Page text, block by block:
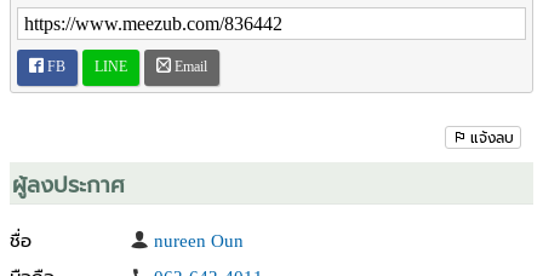
สิ่งอำนวยความสะดวก
สระว่ายน้ำขนาดใหญ่
ฟิตเนส
สถานที่สำคัญ
Airport link ใกล้มาก
ฟู๊ดแลนด์ ซุบเปอร์มาร์เก็ต (เดิน 4 นาที)
FB LINE Email
แจ้งลบ
ผู้ลงประกาศ
ชื่อ
nureen Oun